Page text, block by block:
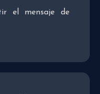
el mensaje de